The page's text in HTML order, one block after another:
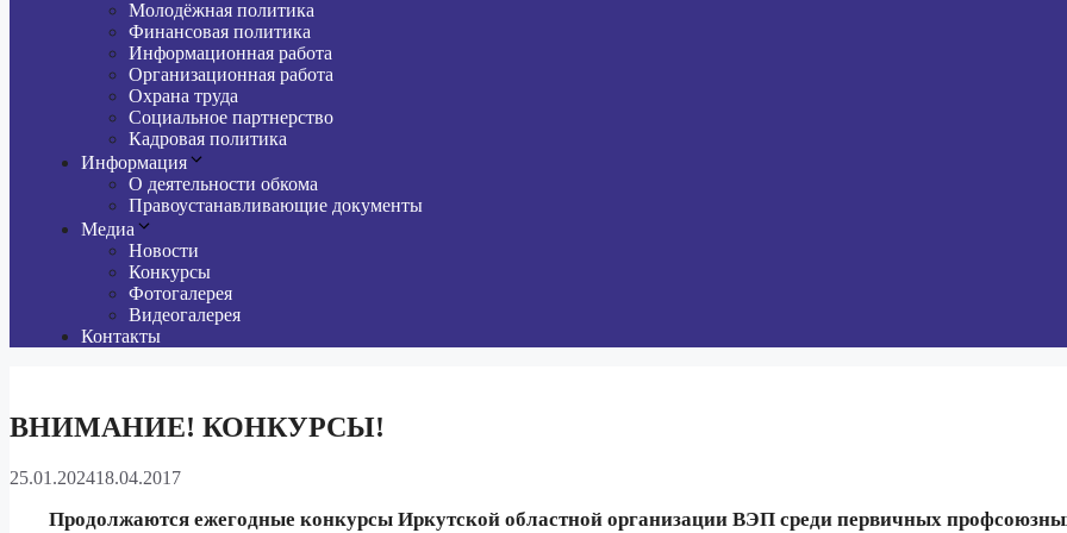
Молодёжная политика
Финансовая политика
Информационная работа
Организационная работа
Охрана труда
Социальное партнерство
Кадровая политика
Информация
О деятельности обкома
Правоустанавливающие документы
Медиа
Новости
Конкурсы
Фотогалерея
Видеогалерея
Контакты
ВНИМАНИЕ! КОНКУРСЫ!
25.01.202418.04.2017
Продолжаются ежегодные конкурсы Иркутской областной организации ВЭП среди первичных